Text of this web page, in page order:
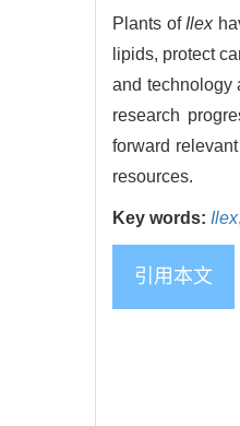
Plants of Ilex
lipids, protect
and technology
research
forward
resources.
Key words: Ilex,
引用本文